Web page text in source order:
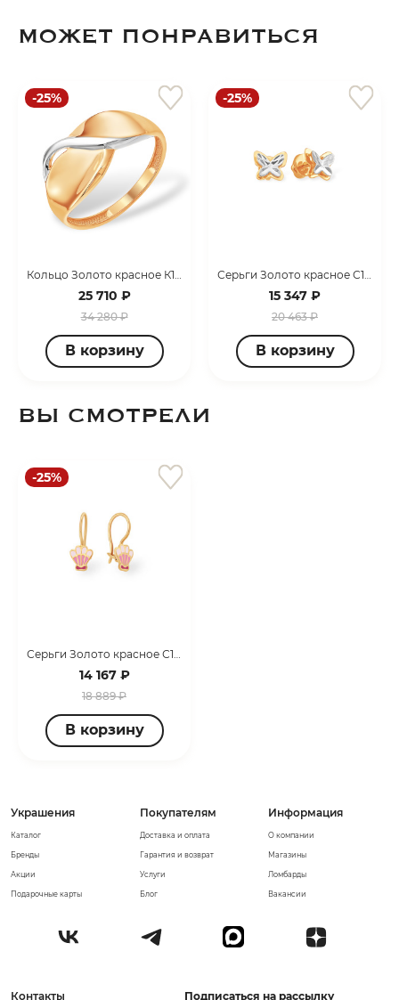
МОЖЕТ ПОНРАВИТЬСЯ
-25%
Кольцо Золото красное К13013870
25 710 ₽
34 280 ₽
В корзину
-25%
Серьги Золото красное С12019916
15 347 ₽
20 463 ₽
В корзину
ВЫ СМОТРЕЛИ
-25%
Серьги Золото красное С1099127
14 167 ₽
18 889 ₽
В корзину
Информация
О компании
Магазины
Ломбарды
Вакансии
Украшения
Каталог
Бренды
Акции
Подарочные карты
Покупателям
Доставка и оплата
Гарантия и возврат
Услуги
Блог
Контакты Подписаться на рассылку